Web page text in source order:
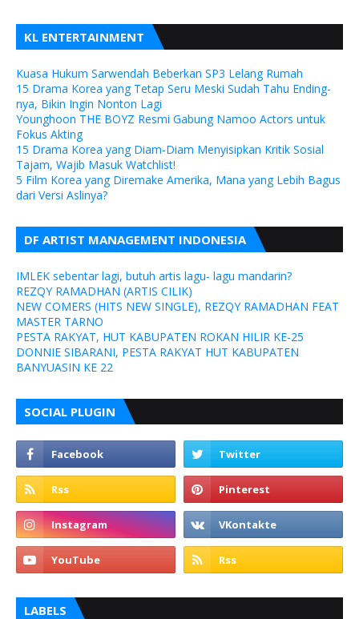
KL ENTERTAINMENT
Kuasa Hukum Sarwendah Beberkan SP3 Lelang Rumah
15 Drama Korea yang Tetap Seru Meski Sudah Tahu Ending-
nya, Bikin Ingin Nonton Lagi
Younghoon THE BOYZ Resmi Gabung Namoo Actors untuk
Fokus Akting
15 Drama Korea yang Diam-Diam Menyisipkan Kritik Sosial
Tajam, Wajib Masuk Watchlist!
5 Film Korea yang Diremake Amerika, Mana yang Lebih Bagus
dari Versi Aslinya?
DF ARTIST MANAGEMENT INDONESIA
IMLEK sebentar lagi, butuh artis lagu- lagu mandarin?
REZQY RAMADHAN (ARTIS CILIK)
NEW COMERS (HITS NEW SINGLE), REZQY RAMADHAN FEAT
MASTER TARNO
PESTA RAKYAT, HUT KABUPATEN ROKAN HILIR KE-25
DONNIE SIBARANI, PESTA RAKYAT HUT KABUPATEN
BANYUASIN KE 22
SOCIAL PLUGIN
LABELS